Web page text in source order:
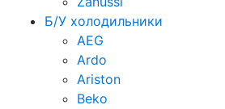
Б/У холодильники
AEG
Ardo
Ariston
Beko